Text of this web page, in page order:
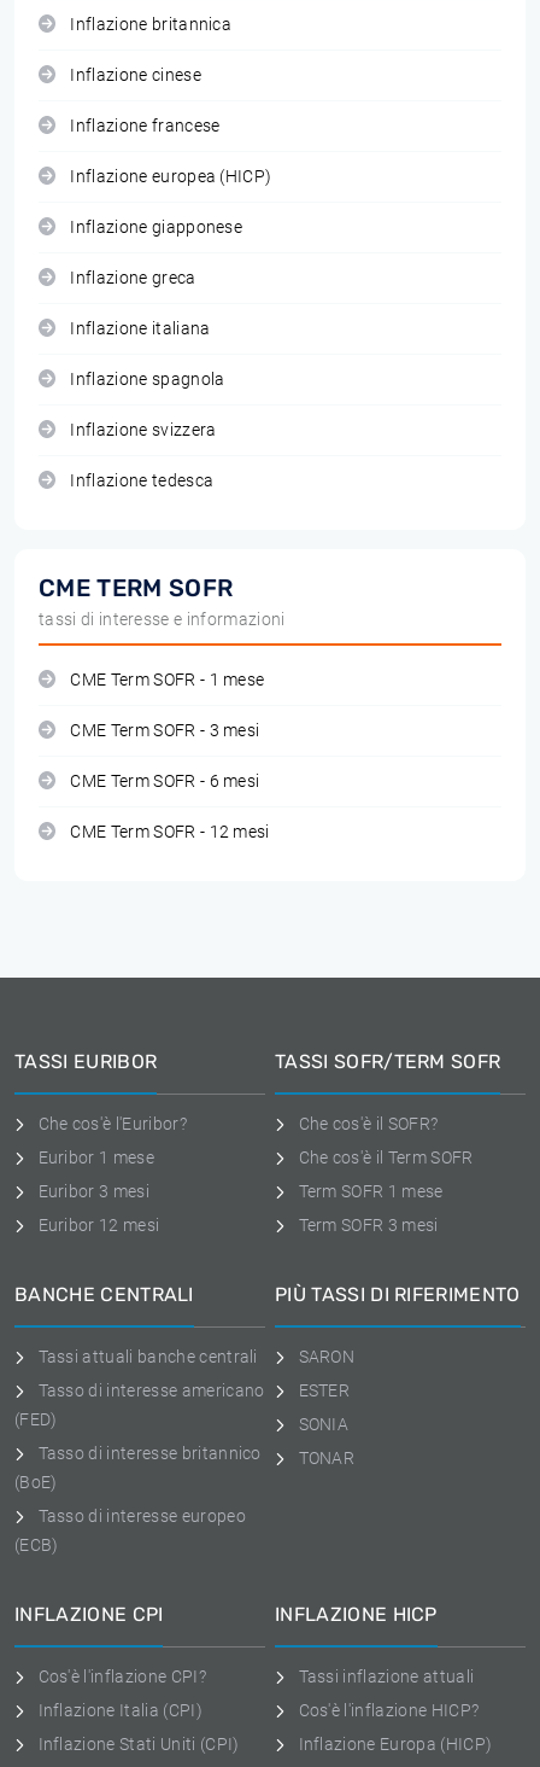
Inflazione britannica
Inflazione cinese
Inflazione francese
Inflazione europea (HICP)
Inflazione giapponese
Inflazione greca
Inflazione italiana
Inflazione spagnola
Inflazione svizzera
Inflazione tedesca
CME TERM SOFR
tassi di interesse e informazioni
CME Term SOFR - 1 mese
CME Term SOFR - 3 mesi
CME Term SOFR - 6 mesi
CME Term SOFR - 12 mesi
TASSI EURIBOR
Che cos'è l'Euribor?
Euribor 1 mese
Euribor 3 mesi
Euribor 12 mesi
TASSI SOFR/TERM SOFR
Che cos'è il SOFR?
Che cos'è il Term SOFR
Term SOFR 1 mese
Term SOFR 3 mesi
BANCHE CENTRALI
Tassi attuali banche centrali
Tasso di interesse americano
(FED)
Tasso di interesse britannico
(BoE)
Tasso di interesse europeo
(ECB)
PIÙ TASSI DI RIFERIMENTO
SARON
ESTER
SONIA
TONAR
INFLAZIONE CPI
Cos'è l'inflazione CPI?
Inflazione Italia (CPI)
Inflazione Stati Uniti (CPI)
INFLAZIONE HICP
Tassi inflazione attuali
Cos'è l'inflazione HICP?
Inflazione Europa (HICP)